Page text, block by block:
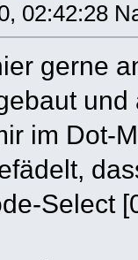
02:42:28
gerne
im Dot-
Select